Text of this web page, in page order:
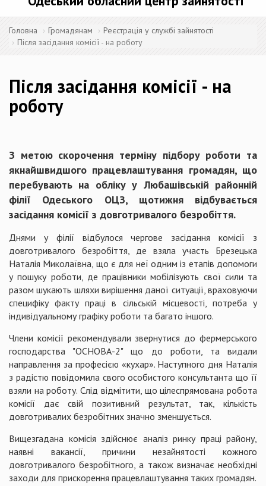
Головна Громадянам
Реєстрація у службі зайнятості
Після засідання комісії - на роботу
Після засідання комісії - на
роботу
З метою скорочення терміну підбору роботи та
якнайшвидшого працевлаштування громадян, що
перебувають на обліку у Любашівській районній
філії Одеського ОЦЗ, щотижня відбувається
засідання комісії з довготривалого безробіття.
Днями у філії відбулося чергове засідання комісії з
довготривалого безробіття, де взяла участь Брезецька
Наталія Миколаївна, що є для неї одним із етапів допомоги
у пошуку роботи, де працівники мобілізують свої сили та
разом шукають шляхи вирішення даної ситуації, враховуючи
специфіку факту праці в сільській місцевості, потреба у
індивідуальному графіку роботи та багато іншого.
Члени комісії рекомендували звернутися до фермерського
господарства "ОСНОВА-2" що до роботи, та видали
направлення за професією «кухар». Наступного дня Наталія
з радістю повідомила свого особистого консультанта що її
взяли на роботу. Слід відмітити, що цілеспрямована робота
комісії дає свій позитивний результат, так, кількість
довготривалих безробітних значно зменшується.
Вищезгадана комісія здійснює аналіз ринку праці району,
наявні вакансії, причини незайнятості кожного
довготривалого безробітного, а також визначає необхідні
заходи для прискорення працевлаштування таких громадян.